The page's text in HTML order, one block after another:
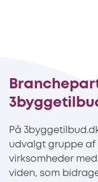
På
udvalgt gruppe af
virksomheder
viden, som